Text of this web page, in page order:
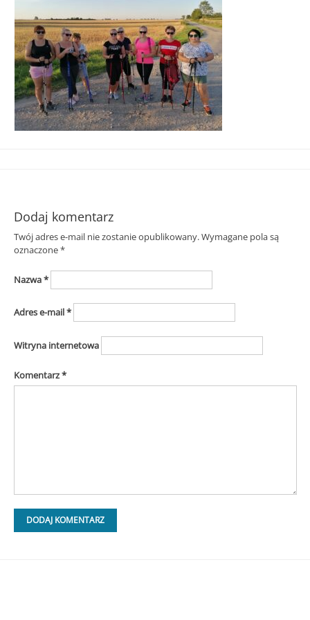
Śląska
Dodaj komentarz
Twój adres e-mail nie zostanie opublikowany.Wymagane pola są
oznaczone*
Nazwa*
Adres e-mail*
Witryna internetowa
Komentarz*